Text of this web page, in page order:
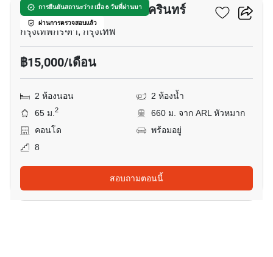
การยืนยันสถานะว่าง เมื่อ 6 วันที่ผ่านมา
ผ่านการตรวจสอบแล้ว
ดิ ไอริส พระราม 9 - ศรีนครินทร์
กรุงเทพกรีฑา, กรุงเทพ
฿15,000/เดือน
2 ห้องนอน
2 ห้องน้ำ
65 ม.2
660 ม. จาก ARL หัวหมาก
คอนโด
พร้อมอยู่
8
สอบถามตอนนี้